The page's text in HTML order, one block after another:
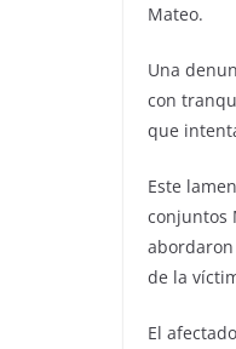
Mateo.
Una
con
que
Este
conjuntos
abordaron
de la
El